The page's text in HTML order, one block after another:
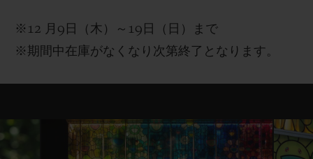
※12 月 9 日（木）～ 19 日（日）まで
※期間中在庫がなくなり次第終了となります。